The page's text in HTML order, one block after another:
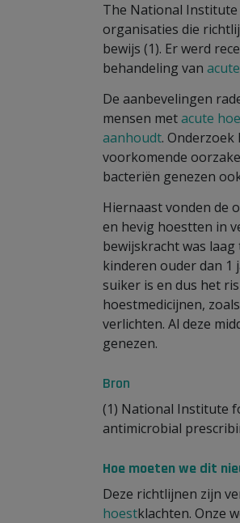
The National Institute
organisaties die
bewijs (1). Er werd
behandeling van
De aanbevelingen
mensen metacute
aanhoudt.
voorkomende
bacteriën genezen
Hiernaast vonden de
en hevig hoestten in
bewijskracht was
kinderen ouder dan 1
suiker is en dus het
hoestmedicijnen,
verlichten. Al deze
genezen.
Bron
(1) National Institute
antimicrobial
Hoe moeten we dit
Deze richtlijnen zijn
hoestklachten. Onze